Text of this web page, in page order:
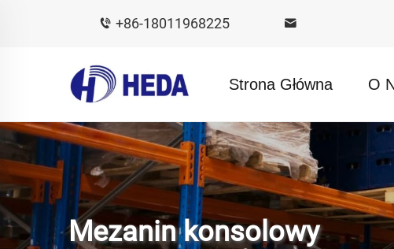
+86-18011968225
Strona Główna O
Mezanin konsolowy